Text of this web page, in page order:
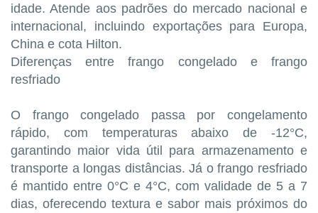
idade. Atende aos padrões do mercado nacional e
internacional, incluindo exportações para Europa,
China e cota Hilton.
Diferenças entre frango congelado e frango
resfriado
O frango congelado passa por congelamento
rápido, com temperaturas abaixo de -12°C,
garantindo maior vida útil para armazenamento e
transporte a longas distâncias. Já o frango resfriado
é mantido entre 0°C e 4°C, com validade de 5 a 7
dias, oferecendo textura e sabor mais próximos do